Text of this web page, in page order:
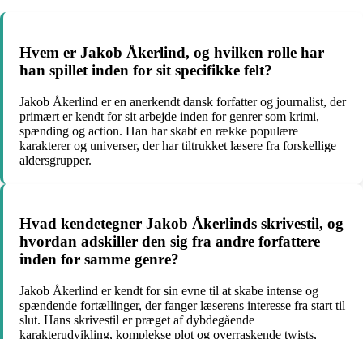
Hvem er Jakob Åkerlind, og hvilken rolle har
han spillet inden for sit specifikke felt?
Jakob Åkerlind er en anerkendt dansk forfatter og journalist, der
primært er kendt for sit arbejde inden for genrer som krimi,
spænding og action. Han har skabt en række populære
karakterer og universer, der har tiltrukket læsere fra forskellige
aldersgrupper.
Hvad kendetegner Jakob Åkerlinds skrivestil, og
hvordan adskiller den sig fra andre forfattere
inden for samme genre?
Jakob Åkerlind er kendt for sin evne til at skabe intense og
spændende fortællinger, der fanger læserens interesse fra start til
slut. Hans skrivestil er præget af dybdegående
karakterudvikling, komplekse plot og overraskende twists,